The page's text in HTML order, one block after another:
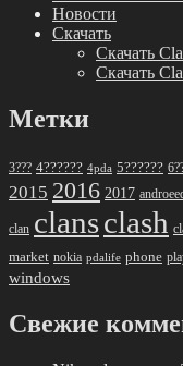
Новости
Скачать
Скачать
Скачать
Метки
3??? 4?????? 4pda 5??????
2015 2016 2017
clan clansclash
market nokia pdalife phone
windows
Свежие